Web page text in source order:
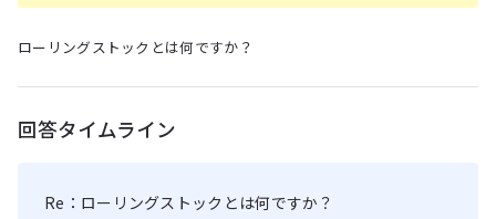
ローリングストックとは何ですか？
回答タイムライン
Re：ローリングストックとは何ですか？